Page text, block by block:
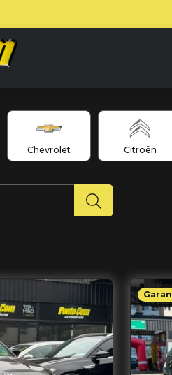
Chevrolet Citroën